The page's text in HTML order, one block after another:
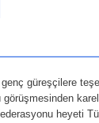
güreşçilere
görüşmesinden
heyeti